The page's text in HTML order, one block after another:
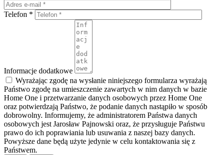
Telefon *
Informacje dodatkowe
Wyrażając zgodę na wysłanie niniejszego formularza wyrażają
Państwo zgodę na umieszczenie zawartych w nim danych w bazie
Home One i przetwarzanie danych osobowych przez Home One
oraz potwierdzają Państwo, że podanie danych nastąpiło w sposób
dobrowolny. Informujemy, że administratorem Państwa danych
osobowych jest Jarosław Pajnowski oraz, że przysługuje Państwu
prawo do ich poprawiania lub usuwania z naszej bazy danych.
Powyższe dane będą użyte jedynie w celu kontaktowania się z
Państwem.